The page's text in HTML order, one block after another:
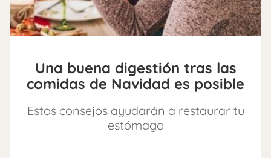
Una buena digestión tras las
comidas de Navidad es posible
Estos consejos ayudarán a restaurar tu
estómago